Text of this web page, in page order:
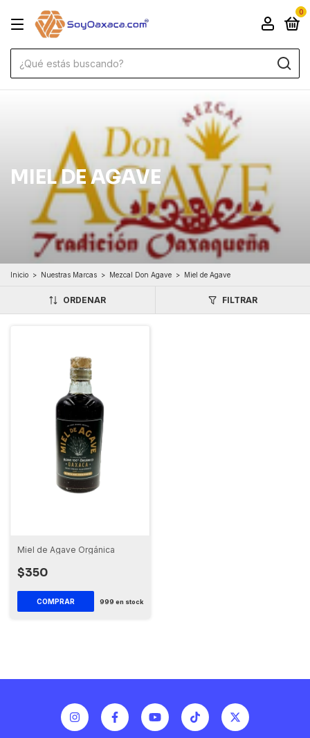
0
MIEL DE AGAVE
Inicio > Nuestras Marcas > Mezcal Don Agave > Miel de Agave
ORDENAR FILTRAR
Miel de Agave Orgánica
$350
999 en stock